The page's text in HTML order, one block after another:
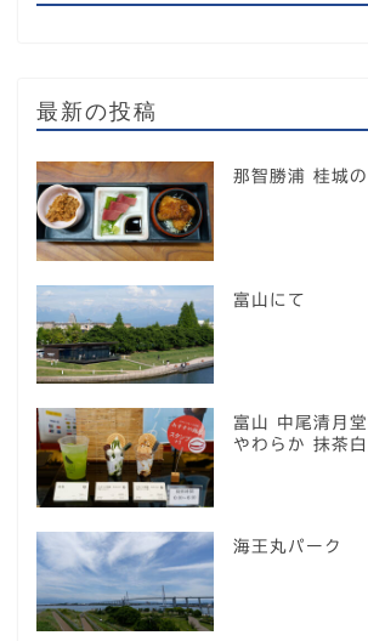
最新の投稿
那智勝浦 桂城
富山にて
富山 中尾清月
やわらか 抹茶
海王丸パーク